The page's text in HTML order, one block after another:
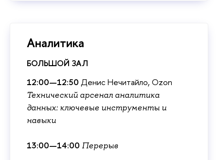
Аналитика
БОЛЬШОЙ ЗАЛ
12:00—12:50 Денис Нечитайло, Ozon
Технический арсенал аналитика
данных: ключевые инструменты и
навыки
13:00—14:00 Переры